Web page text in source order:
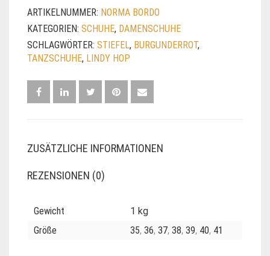
ARTIKELNUMMER: NORMA BORDO
KATEGORIEN: SCHUHE, DAMENSCHUHE
SCHLAGWÖRTER: STIEFEL, BURGUNDERROT,
TANZSCHUHE, LINDY HOP
ZUSÄTZLICHE INFORMATIONEN
REZENSIONEN (0)
Gewicht
1 kg
Größe
35, 36, 37, 38, 39, 40, 41